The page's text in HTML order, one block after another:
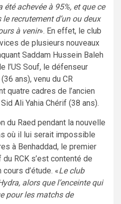
été achevée à 95%, et que ce
recrutement d’un ou deux
à venir». En effet, le club
de plusieurs nouveaux
Saddam Hussein Baleh
l’US Souf, le défenseur
ans), venu du CR
quatre cadres de l’ancien
Ali Yahia Chérif (38 ans).
du Raed pendant la nouvelle
où il lui serait impossible
à Benhaddad, le premier
RCK s’est contenté de
d’étude. «Le club
alors que l’enceinte qui
pour les matchs de